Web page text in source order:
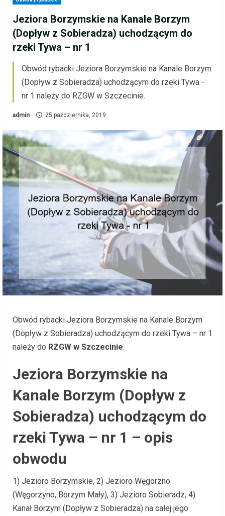
Jeziora Borzymskie na Kanale Borzym
(Dopływ z Sobieradza) uchodzącym do
rzeki Tywa – nr 1
Obwód rybacki Jeziora Borzymskie na Kanale Borzym
(Dopływ z Sobieradza) uchodzącym do rzeki Tywa -
nr 1 należy do RZGW w Szczecinie.
admin 25 października, 2019
Obwód rybacki Jeziora Borzymskie na Kanale Borzym
(Dopływ z Sobieradza) uchodzącym do rzeki Tywa – nr 1
należy do RZGW w Szczecinie.
Jeziora Borzymskie na
Kanale Borzym (Dopływ z
Sobieradza) uchodzącym do
rzeki Tywa – nr 1 – opis
obwodu
1) Jezioro Borzymskie, 2) Jezioro Węgorzno
(Węgorzyno, Borzym Mały), 3) Jezioro Sobieradz, 4)
Kanał Borzym (Dopływ z Sobieradza) na całej jego